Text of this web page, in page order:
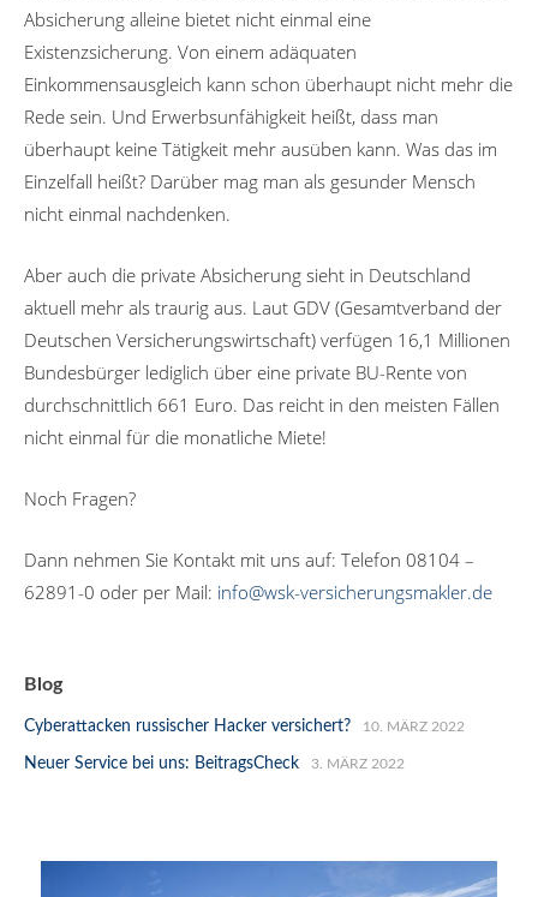
Absicherung alleine bietet nicht einmal eine
Existenzsicherung. Von einem adäquaten
Einkommensausgleich kann schon überhaupt nicht mehr die
Rede sein. Und Erwerbsunfähigkeit heißt, dass man
überhaupt keine Tätigkeit mehr ausüben kann. Was das im
Einzelfall heißt? Darüber mag man als gesunder Mensch
nicht einmal nachdenken.
Aber auch die private Absicherung sieht in Deutschland
aktuell mehr als traurig aus. Laut GDV (Gesamtverband der
Deutschen Versicherungswirtschaft) verfügen 16,1 Millionen
Bundesbürger lediglich über eine private BU-Rente von
durchschnittlich 661 Euro. Das reicht in den meisten Fällen
nicht einmal für die monatliche Miete!
Noch Fragen?
Dann nehmen Sie Kontakt mit uns auf: Telefon 08104 –
62891-0 oder per Mail: info@wsk-versicherungsmakler.de
Blog
Cyberattacken russischer Hacker versichert? 10. MÄRZ 2022
Neuer Service bei uns: BeitragsCheck 3. MÄRZ 2022